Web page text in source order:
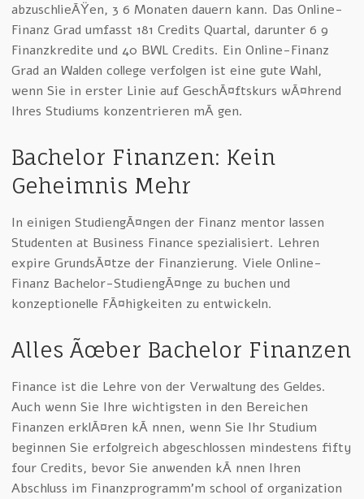
abzuschlieÃŸen, 3 6 Monaten dauern kann. Das Online-
Finanz Grad umfasst 181 Credits Quartal, darunter 6 9
Finanzkredite und 40 BWL Credits. Ein Online-Finanz
Grad an Walden college verfolgen ist eine gute Wahl,
wenn Sie in erster Linie auf GeschÃ¤ftskurs wÃ¤hrend
Ihres Studiums konzentrieren mÃ¶gen.
Bachelor Finanzen: Kein
Geheimnis Mehr
In einigen StudiengÃ¤ngen der Finanz mentor lassen
Studenten at Business Finance spezialisiert. Lehren
expire GrundsÃ¤tze der Finanzierung. Viele Online-
Finanz Bachelor-StudiengÃ¤nge zu buchen und
konzeptionelle FÃ¤higkeiten zu entwickeln.
Alles Ãœber Bachelor Finanzen
Finance ist die Lehre von der Verwaltung des Geldes.
Auch wenn Sie Ihre wichtigsten in den Bereichen
Finanzen erklÃ¤ren kÃ¶nnen, wenn Sie Ihr Studium
beginnen Sie erfolgreich abgeschlossen mindestens fifty
four Credits, bevor Sie anwenden kÃ¶nnen Ihren
Abschluss im Finanzprogramm’m school of organization